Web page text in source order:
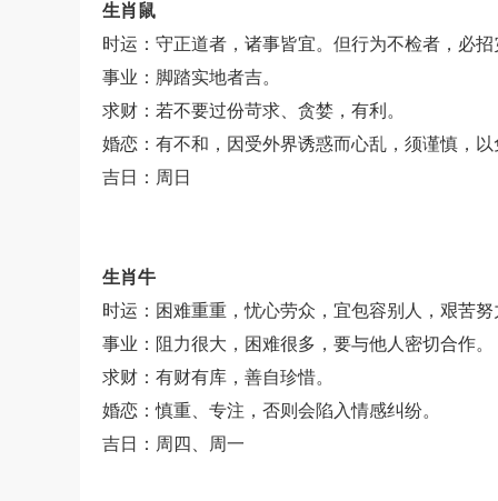
生肖鼠
时运：守正道者，诸事皆宜。但行为不检者，必招
事业：脚踏实地者吉。
求财：若不要过份苛求、贪婪，有利。
婚恋：有不和，因受外界诱惑而心乱，须谨慎，以
吉日：周日
生肖牛
时运：困难重重，忧心劳众，宜包容别人，艰苦
事业：阻力很大，困难很多，要与他人密切合作。
求财：有财有库，善自珍惜。
婚恋：慎重、专注，否则会陷入情感纠纷。
吉日：周四、周一